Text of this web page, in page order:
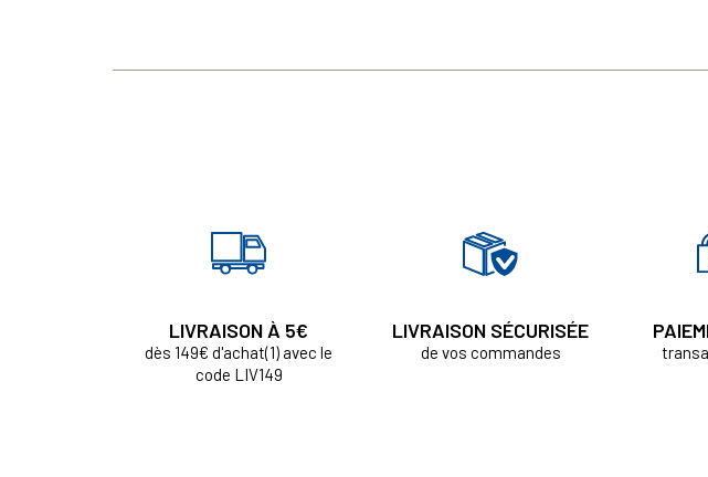
LIVRAISON À 5€
dès 149€ d'achat(1) avec le
code LIV149
LIVRAISON SÉCURISÉE
de vos commandes